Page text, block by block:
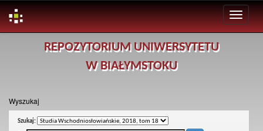
REPOZYTORIUM UNIWERSYTETU
W BIAŁYMSTOKU
Wyszukaj
Szukaj: